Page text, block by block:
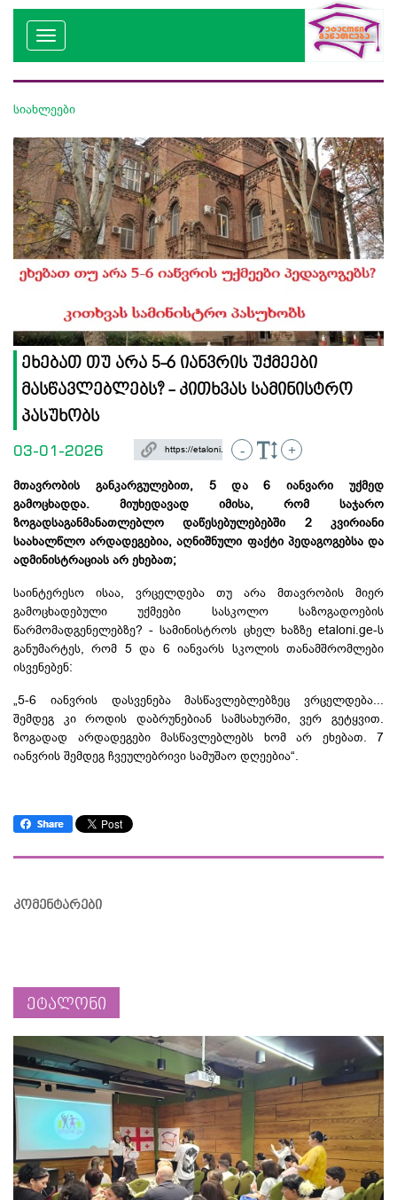
სიახლეები
ეხებათ თუ არა 5-6 იანვრის უქმეები
მასწავლებლებს? - კითხვას სამინისტრო
პასუხობს
03-01-2026 - +
მთავრობის განკარგულებით, 5 და 6 იანვარი უქმედ
გამოცხადდა. მიუხედავად იმისა, რომ საჯარო
ზოგადსაგანმანათლებლო დაწესებულებებში 2 კვირიანი
საახალწლოარდადეგებია, აღნიშნული ფაქტი პედაგოგებსა და
ადმინისტრაციას არ ეხებათ;
საინტერესო ისაა, ვრცელდება თუ არა მთავრობის მიერ
გამოცხადებული უქმეები სასკოლო საზოგადოების
წარმომადგენელებზე? - სამინისტროს ცხელ ხაზზე etaloni. ge-ს
განუმარტეს, რომ 5 და 6 იანვარს სკოლის თანამშრომლები
ისვენებენ:
„5-6 იანვრის დასვენებამასწავლებლებზეც ვრცელდება...
შემდეგ კი როდის დაბრუნებიან სამსახურში, ვერ გეტყვით.
ზოგადად არდადეგები მასწავლებლებს ხომ არ ეხებათ. 7
იანვრის შემდეგ ჩვეულებრივი სამუშაო დღეებია“.
კომენტარები
ეტალონი